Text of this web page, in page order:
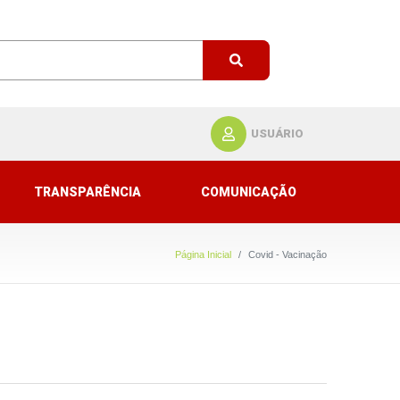
USUÁRIO
TRANSPARÊNCIA COMUNICAÇÃO
Página Inicial Covid - Vacinação